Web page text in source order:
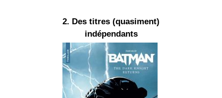
2. Des titres (quasiment)
indépendants